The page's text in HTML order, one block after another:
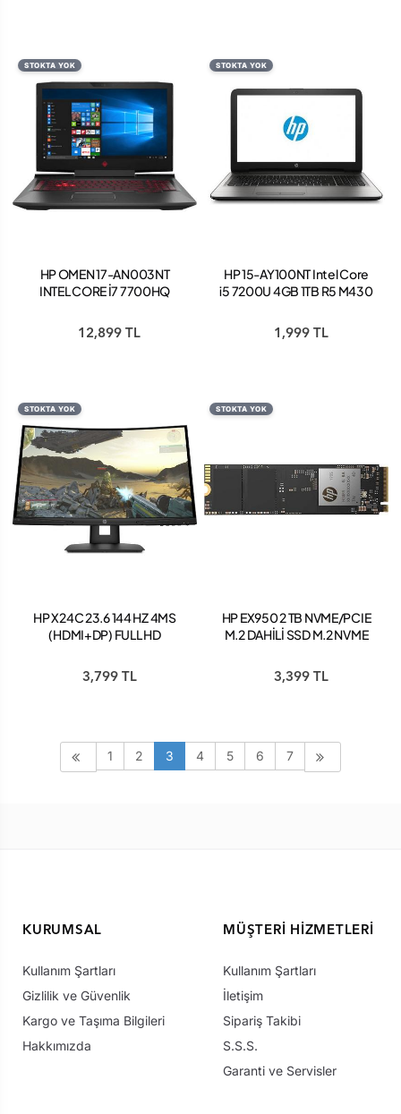
STOKTA YOK
HP OMEN 17-AN003NT
INTEL CORE İ7 7700HQ
GTX1070 WİNDOWS 10
HOME 17.3" 4K
12,899 TL
STOKTA YOK
HP 15-AY100NT Intel Core
i5 7200U 4GB 1TB R5 M430
1,999 TL
STOKTA YOK
HP X24C 23.6 144 HZ 4MS
(HDMI+DP) FULL HD
GAMİNG MONİTÖR
3,799 TL
STOKTA YOK
HP EX950 2 TB NVME/PCIE
M.2 DAHİLİ SSD M.2 NVME
3,399 TL
1 2 3 4 5 6 7
KURUMSAL
Kullanım Şartları
Gizlilik ve Güvenlik
Kargo ve Taşıma Bilgileri
Hakkımızda
MÜŞTERI HIZMETLERI
Kullanım Şartları
İletişim
Sipariş Takibi
S.S.S.
Garanti ve Servisler